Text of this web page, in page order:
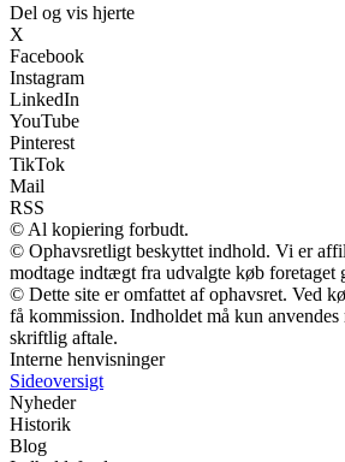
Del og vis hjerte
X
Facebook
Instagram
LinkedIn
YouTube
Pinterest
TikTok
Mail
RSS
© Al kopiering forbudt.
© Ophavsretligt beskyttet indhold. Vi er
modtage indtægt fra udvalgte køb foretaget
© Dette site er omfattet af ophavsret. Ved
få kommission. Indholdet må kun anvendes
skriftlig aftale.
Interne henvisninger
Sideoversigt
Nyheder
Historik
Blog